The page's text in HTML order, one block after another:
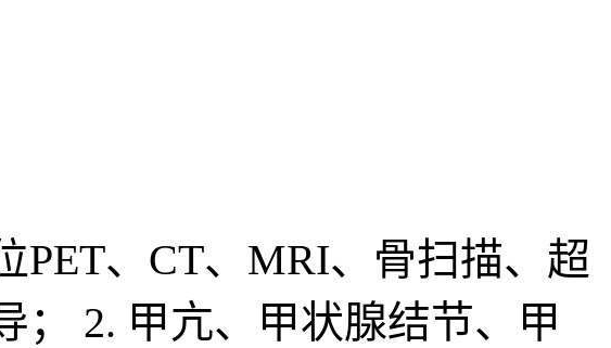
PET、CT、MRI、骨扫描、超
； 2. 甲亢、甲状腺结节、甲